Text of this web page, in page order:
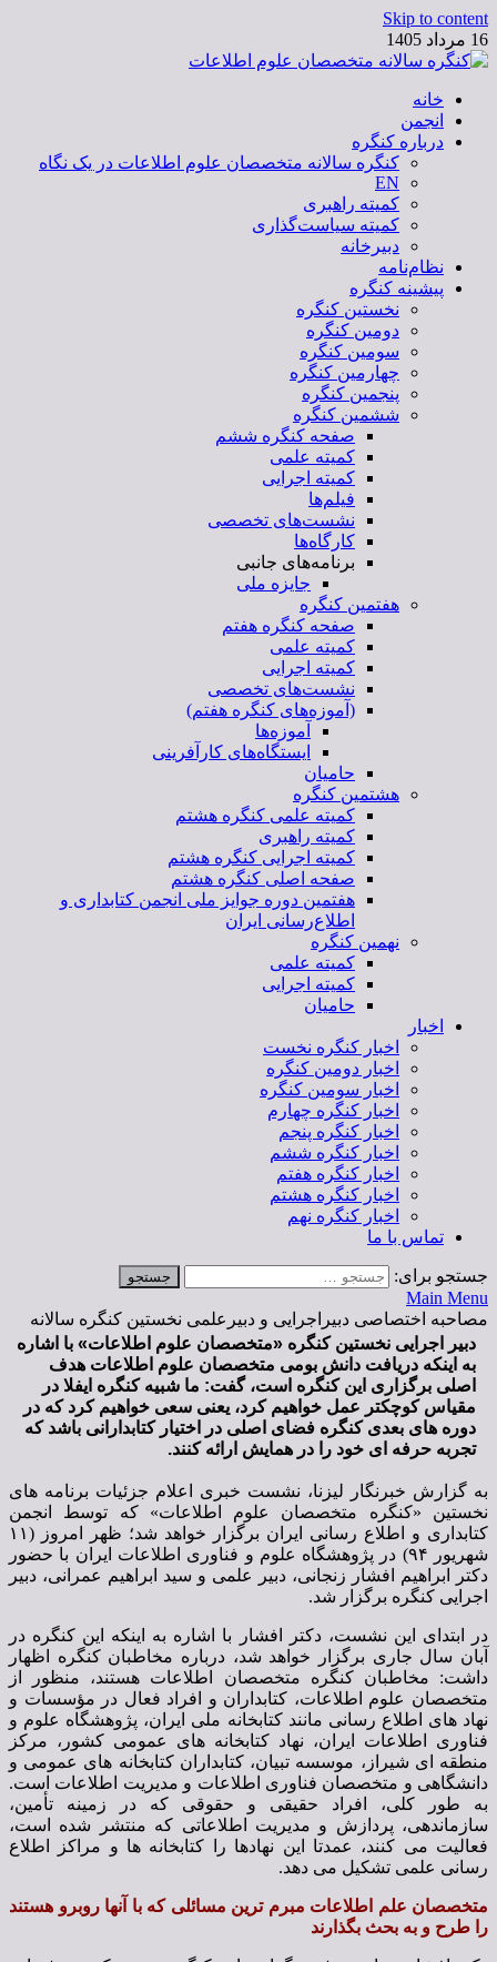
Skip to content
16 مرداد 1405
کنگره سالانه متخصصان علوم اطلاعات
خانه
انجمن
درباره کنگره
کنگره سالانه متخصصان علوم اطلاعات در یک نگاه
EN
کمیته راهبری
کمیته سیاست‌گذاری
دبیرخانه
نظام‌نامه
پیشینه کنگره
نخستین کنگره
دومین کنگره
سومین کنگره
چهارمین کنگره
پنجمین کنگره
ششمین کنگره
صفحه کنگره ششم
کمیته علمی
کمیته اجرایی
فیلم‌ها
نشست‌های تخصصی
کارگاه‌ها
برنامه‌های جانبی
جایزه ملی
هفتمین کنگره
صفحه کنگره هفتم
کمیته علمی
کمیته اجرایی
نشست‌های تخصصی
(آموزه‌های کنگره هفتم)
آموزه‌ها
ایستگاه‌های کارآفرینی
حامیان
هشتمین کنگره
کمیته علمی کنگره هشتم
کمیته راهبری
کمیته اجرایی کنگره هشتم
صفحه اصلی کنگره هشتم
هفتمین دوره جوایز ملی انجمن کتابداری و
اطلاع‌رسانی ایران
نهمین کنگره
کمیته علمی
کمیته اجرایی
حامیان
اخبار
اخبار کنگره نخست
اخبار دومین کنگره
اخبار سومین کنگره
اخبار کنگره چهارم
اخبار کنگره پنجم
اخبار کنگره ششم
اخبار کنگره هفتم
اخبار کنگره هشتم
اخبار کنگره نهم
تماس با ما
جستجو برای:
Main Menu
مصاحبه اختصاصی دبیراجرایی و دبیرعلمی نخستین کنگره سالانه
دبیر اجرایی نخستین کنگره «متخصصان علوم اطلاعات» با اشاره
به اینکه دریافت دانش بومی متخصصان علوم اطلاعات هدف
اصلی برگزاری این کنگره است، گفت: ما شبیه کنگره ایفلا در
مقیاس کوچکتر عمل خواهیم کرد، یعنی سعی خواهیم کرد که در
دوره های بعدی کنگره فضای اصلی در اختیار کتابدارانی باشد که
تجربه حرفه ای خود را در همایش ارائه کنند.
به گزارش خبرنگار لیزنا، نشست خبری اعلام جزئیات برنامه های
نخستین «کنگره متخصصان علوم اطلاعات» که توسط انجمن
کتابداری و اطلاع رسانی ایران برگزار خواهد شد؛ ظهر امروز (۱۱
شهریور ۹۴) در پژوهشگاه علوم و فناوری اطلاعات ایران با حضور
دکتر ابراهیم افشار زنجانی، دبیر علمی و سید ابراهیم عمرانی، دبیر
اجرایی کنگره برگزار شد.
در ابتدای این نشست، دکتر افشار با اشاره به اینکه این کنگره در
آبان سال جاری برگزار خواهد شد، درباره مخاطبان کنگره اظهار
داشت: مخاطبان کنگره متخصصان اطلاعات هستند، منظور از
متخصصان علوم اطلاعات، کتابداران و افراد فعال در مؤسسات و
نهاد های اطلاع رسانی مانند کتابخانه ملی ایران، پژوهشگاه علوم و
فناوری اطلاعات ایران، نهاد کتابخانه های عمومی کشور، مرکز
منطقه ای شیراز، موسسه تبیان، کتابداران کتابخانه های عمومی و
دانشگاهی و متخصصان فناوری اطلاعات و مدیریت اطلاعات است.
به طور کلی، افراد حقیقی و حقوقی که در زمینه تأمین،
سازماندهی، پردازش و مدیریت اطلاعاتی که منتشر شده است،
فعالیت می کنند، عمدتا این نهادها را کتابخانه ها و مراکز اطلاع
رسانی علمی تشکیل می دهد.
متخصصان علم اطلاعات مبرم ترین مسائلی که با آنها روبرو هستند
را طرح و به بحث بگذارند